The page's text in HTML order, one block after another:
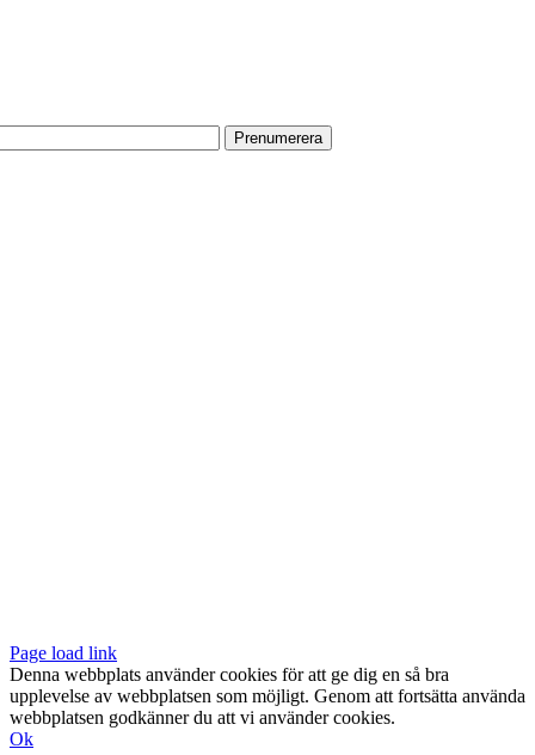
Page load link
Denna webbplats använder cookies för att ge dig en så bra
upplevelse av webbplatsen som möjligt. Genom att fortsätta använda
webbplatsen godkänner du att vi använder cookies.
Ok